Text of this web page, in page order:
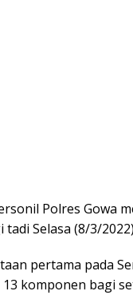
Polres Gowa
tadi Selasa (8/3/
pertama pada
komponen bagi